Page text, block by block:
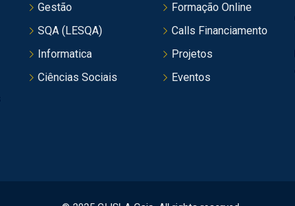
Gestão
SQA (LESQA)
Informatica
Ciências Sociais
Formação Online
Calls Financiamento
Projetos
Eventos